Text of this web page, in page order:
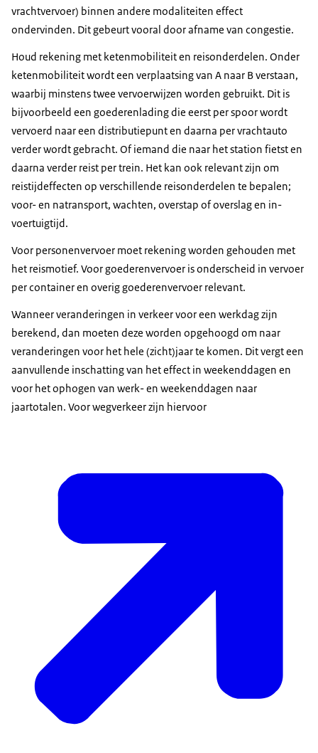
(WLO). De aanbevolen groeicijfers voor het
verkeersvolume kunnen ook gebruikt worden bij het
de ontwikkeling van het verkeersvolume.
Bepaal tijdelijke bereikbaarheidseffecten tijdens
bouwperiode kwantitatief als verkeer gedurende
langere tijd hinder ondervindt en/of het veel verkeer
betreft, waardoor deze effecten relevante omvang
hebben.
Waardeer de reistijdbaten voor nieuwe reizigers door
modal shift of gegenereerd verkeer met de‘rule of
half’.
Houd rekening met een reële groei van
reistijdwaardering. Houd er ook rekening mee dat de
reële groei kan verschillen naar gelang het personen-
of goederenvervoer betreft en bij goederenvervoer
vrachtvervoer) binnen andere modaliteiten effect
ondervinden. Dit gebeurt vooral door afname van congestie.
Houd rekening met ketenmobiliteit en reisonderdelen. Onder
ketenmobiliteit wordt een verplaatsing van A naar B verstaan,
waarbij minstens twee vervoerwijzen worden gebruikt. Dit is
bijvoorbeeld een goederenlading die eerst per spoor wordt
vervoerd naar een distributiepunt en daarna per vrachtauto
verder wordt gebracht. Of iemand die naar het station fietst en
daarna verder reist per trein. Het kan ook relevant zijn om
reistijdeffecten op verschillende reisonderdelen te bepalen;
voor- en natransport, wachten, overstap of overslag en in-
voertuigtijd.
Voor personenvervoer moet rekening worden gehouden met
het reismotief. Voor goederenvervoer is onderscheid in vervoer
per container en overig goederenvervoer relevant.
Wanneer veranderingen in verkeer voor een werkdag zijn
berekend, dan moeten deze worden opgehoogd om naar
veranderingen voor het hele (zicht)jaar te komen. Dit vergt een
aanvullende inschatting van het effect in weekenddagen en
voor het ophogen van werk- en weekenddagen naar
jaartotalen. Voor wegverkeer zijn hiervoor